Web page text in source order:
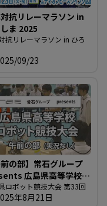
抗リレーマラソン in
ま 2025
抗リレーマラソン in ひろ
09/23
前の部】常石グループ
広島県高等学校ロ
競技大会
ロボット競技大会 第33回
年8月21日